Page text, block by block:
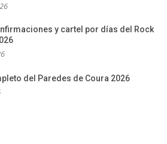
y cartel por días del Rock
del Paredes de Coura 2026